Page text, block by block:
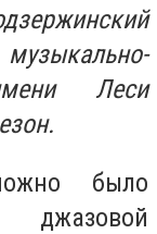
Леси
было
джазовой